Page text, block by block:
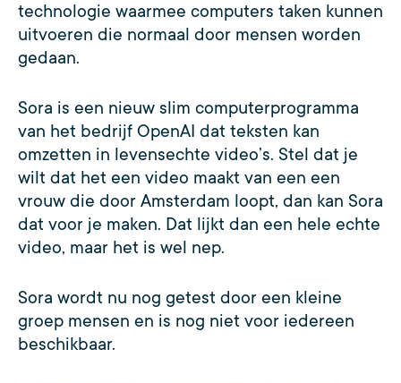
technologie waarmee computers taken kunnen
uitvoeren die normaal door mensen worden
gedaan.
Sora is een nieuw slim computerprogramma
van het bedrijf OpenAI dat teksten kan
omzetten in levensechte video’s. Stel dat je
wilt dat het een video maakt van een een
vrouw die door Amsterdam loopt, dan kan Sora
dat voor je maken. Dat lijkt dan een hele echte
video, maar het is wel nep.
Sora wordt nu nog getest door een kleine
groep mensen en is nog niet voor iedereen
beschikbaar.